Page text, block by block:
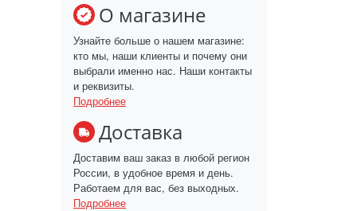
О магазине
Узнайте больше о нашем магазине:
кто мы, наши клиенты и почему они
выбрали именно нас. Наши контакты
и реквизиты.
Подробнее
Доставка
Доставим ваш заказ в любой регион
России, в удобное время и день.
Работаем для вас, без выходных.
Подробнее